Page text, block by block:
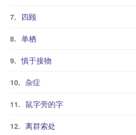
四顾
单栖
慎于接物
杂症
鼠字旁的字
离群索处